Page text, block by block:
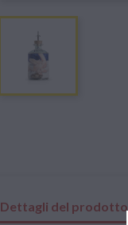
Dettagli del prodotto